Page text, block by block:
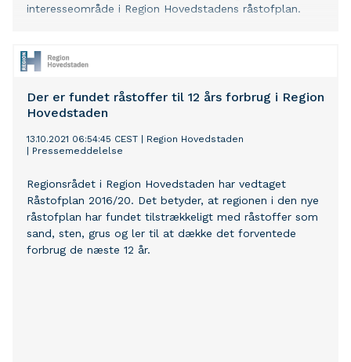
interesseområde i Region Hovedstadens råstofplan.
Der er fundet råstoffer til 12 års forbrug i Region
Hovedstaden
13.10.2021 06:54:45 CEST
Region Hovedstaden
Pressemeddelelse
Regionsrådet i Region Hovedstaden har vedtaget
Råstofplan 2016/20. Det betyder, at regionen i den nye
råstofplan har fundet tilstrækkeligt med råstoffer som
sand, sten, grus og ler til at dække det forventede
forbrug de næste 12 år.